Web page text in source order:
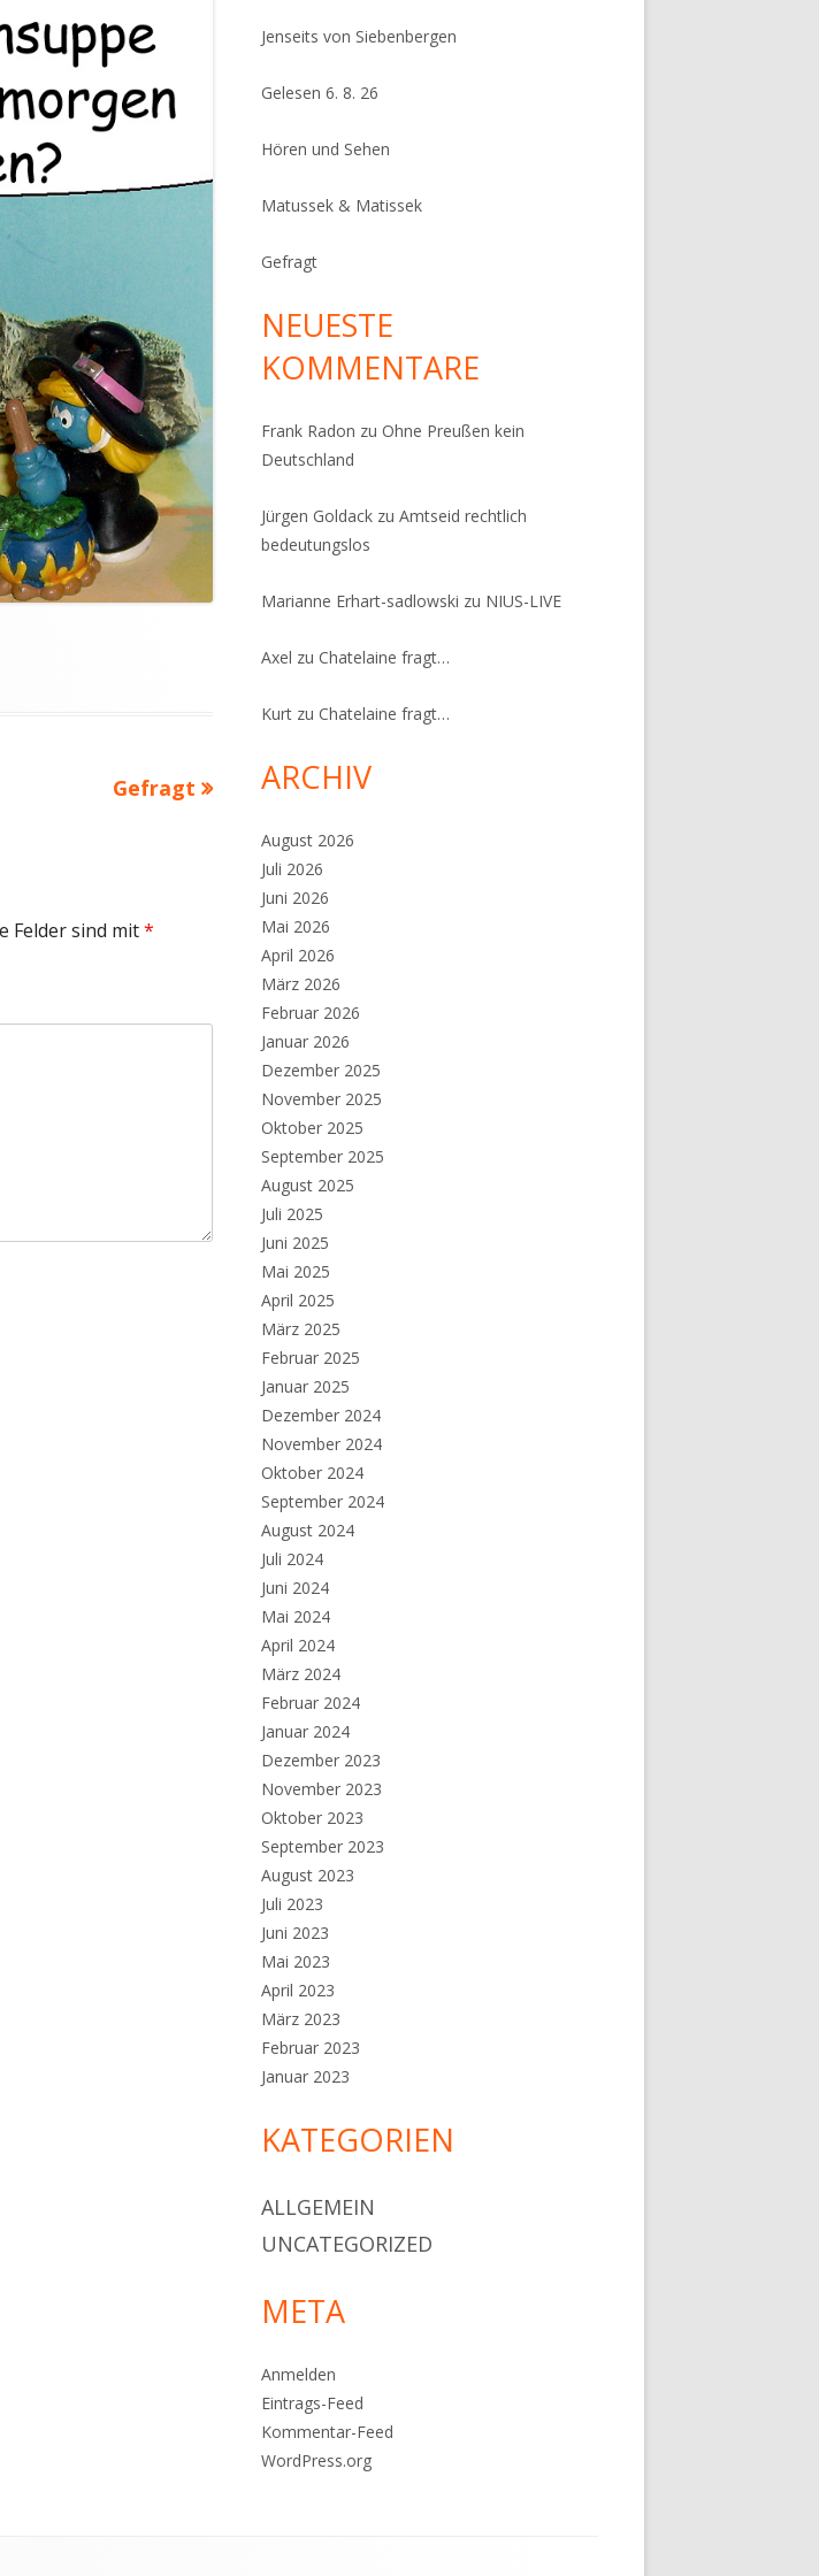
Nächster
Gefragt
Felder sind mit*
Jenseits von Siebenbergen
Gelesen 6. 8. 26
Hören und Sehen
Matussek & Matissek
Gefragt
NEUESTE
KOMMENTARE
Frank Radon zuOhne Preußen kein
Deutschland
Jürgen Goldack zuAmtseid rechtlich
bedeutungslos
Marianne Erhart-sadlowski zu NIUS-LIVE
Axel zuChatelaine fragt…
Kurt zuChatelaine fragt…
ARCHIV
August 2026
Juli 2026
Juni 2026
Mai 2026
April 2026
März 2026
Februar 2026
Januar 2026
Dezember 2025
November 2025
Oktober 2025
September 2025
August 2025
Juli 2025
Juni 2025
Mai 2025
April 2025
März 2025
Februar 2025
Januar 2025
Dezember 2024
November 2024
Oktober 2024
September 2024
August 2024
Juli 2024
Juni 2024
Mai 2024
April 2024
März 2024
Februar 2024
Januar 2024
Dezember 2023
November 2023
Oktober 2023
September 2023
August 2023
Juli 2023
Juni 2023
Mai 2023
April 2023
März 2023
Februar 2023
Januar 2023
KATEGORIEN
ALLGEMEIN
UNCATEGORIZED
META
Anmelden
Eintrags-Feed
Kommentar-Feed
WordPress.org